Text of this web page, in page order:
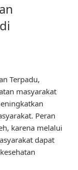
Terpadu,
masyarakat
Peran
karena melalui
dapat